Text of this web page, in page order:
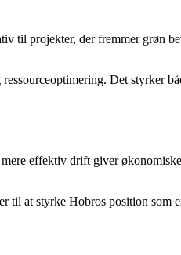
til projekter, der fremmer grøn
Det styrker
effektiv drift giver
at styrke Hobros position som